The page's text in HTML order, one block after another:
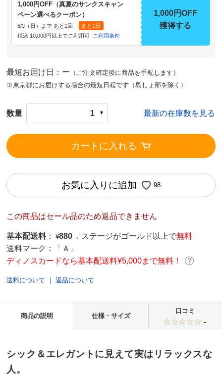
1,000円OFF（真夏のサンクスキャン
ペーン選べるクーポン）
8/9（日）まで あと1回
あと1日
税込 10,000円以上でご利用可
ご利用条件
1,000円OFF
獲得する
最短お届け日：ー （ご注文確定後に商品を手配します）
※東京都にお届けする場合の最短日程です（島しょ部を除く）
数量 1 最新の在庫数を見る
カートに入れる
お気に入りに追加 98
この商品はセール品のため返品できません
基本配送料 ： ¥880 → ステージがゴールド以上で無料
送料マーク：
「Ａ」
ディノスカードなら基本配送料¥5,000まで無料！
送料について ｜返品について
商品の説明 仕様・サイズ
口コミ
-
シック＆エレガントに見えて実はリラックスな
人。